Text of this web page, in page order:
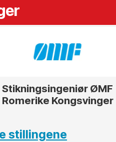
Stikningsingeniør ØMF
Romerike Kongsvinger
stillingene